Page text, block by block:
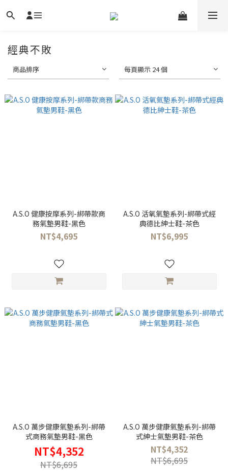
經典不敗
商品排序 每頁顯示 24 個
A.S.O 健康按摩系列-綁帶款商
務氣墊男鞋-黑色
NT$4,695
A.S.O 活氧氣墊系列-綁帶式經
典德比紳士鞋-茶色
NT$6,995
A.S.O 萬步健康氣墊系列-綁帶
式商務氣墊男鞋-黑色
NT$4,352
NT$6,695
A.S.O 萬步健康氣墊系列-綁帶
式紳士氣墊男鞋-茶色
NT$4,352
NT$6,695